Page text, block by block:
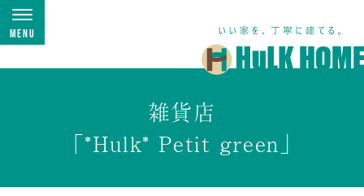
Menu
雑貨店
「*Hulk* Petit green」